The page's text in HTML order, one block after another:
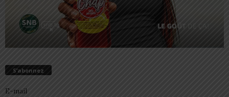
S’abonnez
E-mail